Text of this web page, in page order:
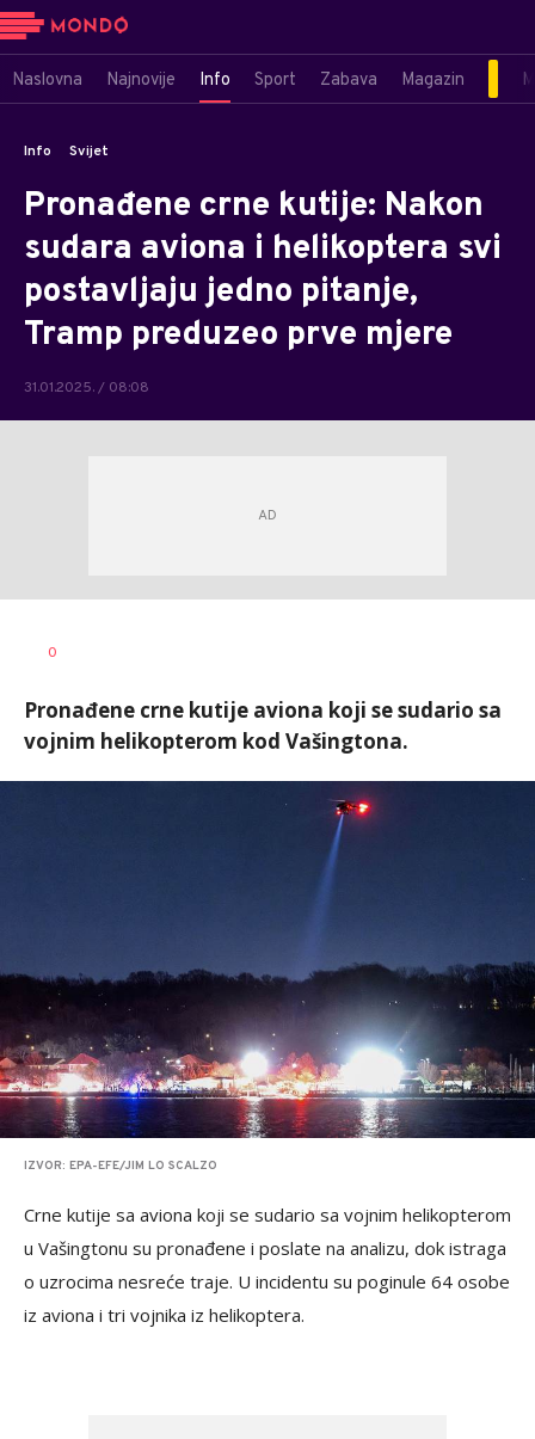
Naslovna Najnovije Info Sport Zabava Magazin
Info Svijet
Pronađene crne kutije: Nakon
sudara aviona i helikoptera svi
postavljaju jedno pitanje,
Tramp preduzeo prve mjere
31.01.2025. / 08:08
AUTOR
0
Pronađene crne kutije aviona koji se sudario sa
vojnim helikopterom kod Vašingtona.
IZVOR: EPA-EFE/JIM LO SCALZO
Crne kutije sa aviona koji se sudario sa vojnim helikopterom
u Vašingtonu su pronađene i poslate na analizu, dok istraga
o uzrocima nesreće traje. U incidentu su poginule 64 osobe
iz aviona i tri vojnika iz helikoptera.